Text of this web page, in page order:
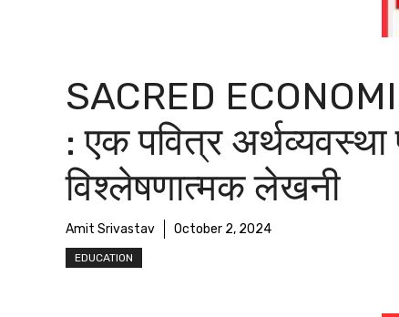
SACRED
: एक पवित्र अर्थव्यवस्था
विश्लेषणात्मक लेखनी
Amit Srivastav October 2, 2024
EDUCATION